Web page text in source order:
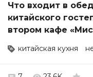
Что входит в
китайского
втором кафе
китайская кухня